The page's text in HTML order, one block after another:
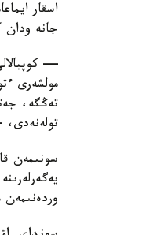
اسقار
جانە ودان
—
سونىمەن
وردەنىمەن ماراپاتتالعان